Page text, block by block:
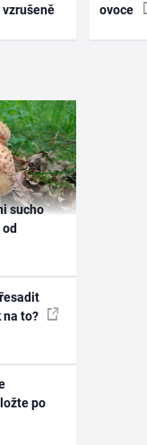
ovoce
sucho
na to?
po